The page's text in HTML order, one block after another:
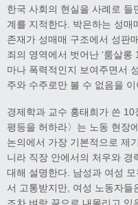
한국 사회의 현실을 사례로
계를 지적한다. 박은하는 성매
존재가 성매매 구조에서 성판
죄의 영역에서 벗어난 ‘룸살롱
마나 폭력적인지 보여주면서
주와 수주로만 볼 수 없음을 이
경제학과 교수 홍태희가 쓴 10
평등을 허하라〉는 노동 현장
논의에서 가장 기본적으로 제
니라 직장 안에서의 처우와 경
대해 설명한다. 남성과 여성
서 고통받지만, 여성 노동자들
조차 벼랑 끝으로 내몰리고 있